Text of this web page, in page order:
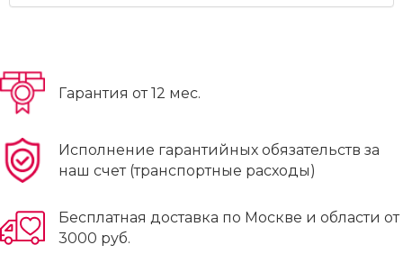
Гарантия от 12 мес.
Исполнение гарантийных обязательств за
наш счет (транспортные расходы)
Бесплатная доставка по Москве и области от
3000 руб.